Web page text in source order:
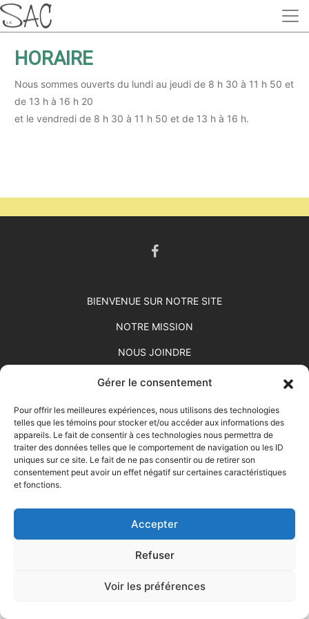
Gérer le consentement
Pour offrir les meilleures expériences, nous utilisons des technologies
telles que les témoins pour stocker et/ou accéder aux informations des
appareils. Le fait de consentir à ces technologies nous permettra de
traiter des données telles que le comportement de navigation ou les ID
uniques sur ce site. Le fait de ne pas consentir ou de retirer son
consentement peut avoir un effet négatif sur certaines caractéristiques
et fonctions.
Accepter
Refuser
Voir les préférences
HORAIRE
Nous sommes ouverts du lundi au jeudi de 8 h 30 à 11 h 50 et
de 13 h à 16 h 20
et le vendredi de 8 h 30 à 11 h 50 et de 13 h à 16 h.
BIENVENUE SUR NOTRE SITE
NOTRE MISSION
NOUS JOINDRE
RÉALISÉ PAR SUD-OUEST DESIGN CONCEPTEUR DE SITES
WEB